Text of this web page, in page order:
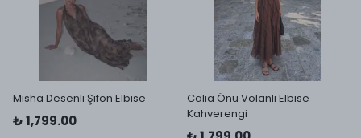
Misha Desenli Şifon Elbise
₺ 1,799.00
Calia Önü Volanlı Elbise
Kahverengi